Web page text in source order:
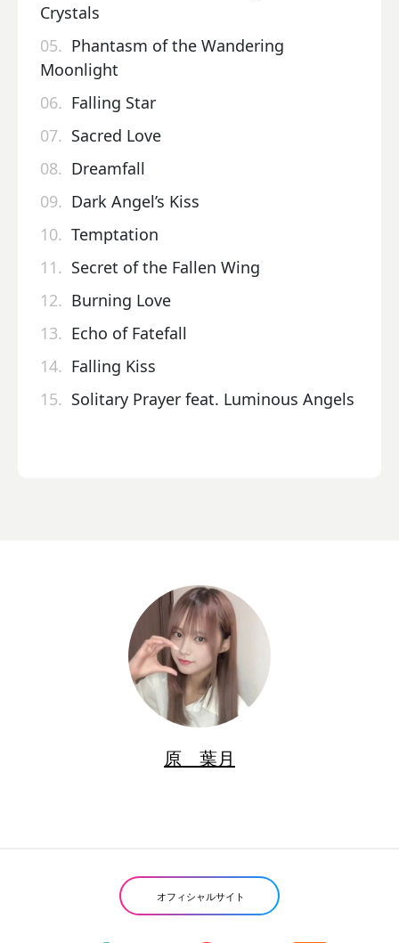
Crystals
05. Phantasm of the Wandering
Moonlight
06. Falling Star
07. Sacred Love
08. Dreamfall
09. Dark Angel’s Kiss
10. Temptation
11. Secret of the Fallen Wing
12. Burning Love
13. Echo of Fatefall
14. Falling Kiss
15. Solitary Prayer feat. Luminous Angels
原 葉月
オフィシャルサイト